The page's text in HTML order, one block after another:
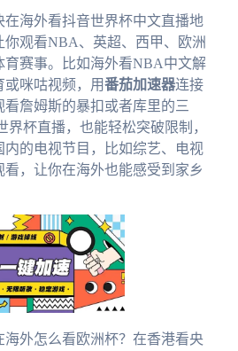
在海外看抖音世界杯中文直播地
你观看NBA、英超、西甲、欧洲
育赛事。比如海外看NBA中文解
咪咕视频，用番茄加速器连接
看詹姆斯的暴扣或者库里的三
界杯直播，也能轻松突破限制，
内的电视节目，比如综艺、电视
，让你在海外也能感受到家乡
外怎么看欧洲杯？在香港看央